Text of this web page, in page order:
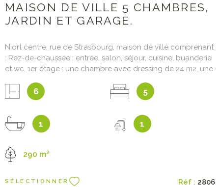
MAISON DE VILLE 5 CHAMBRES,
JARDIN ET GARAGE.
Niort centre, rue de Strasbourg, maison de ville comprenant
: Rez-de-chaussée : entrée, salon, séjour, cuisine, buanderie
et wc. 1er étage : une chambre avec dressing de 24 m2, une
trois chambres, salle d'eau. Grenier. Terrasse et jardin clos.
Garage 1 voiture. Chauffage individuel gaz de ville. Les
sont disponibles sur le site Géorisques :
www.georisques.gouv.fr Prix : 270 400€ frais d'agence
260 000€
6 5
1 1
290 m²
SÉLECTIONNER Réf : 2806